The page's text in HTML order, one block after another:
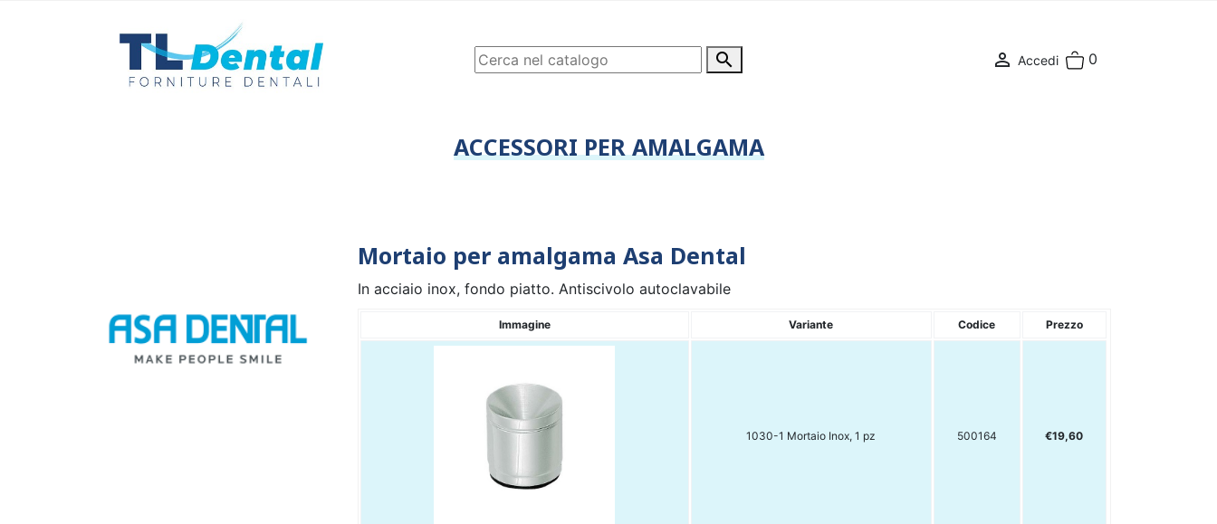
  Accedi 0
ACCESSORI PER AMALGAMA
Mortaio per amalgama Asa Dental
In acciaio inox, fondo piatto. Antiscivolo autoclavabile
Immagine Variante Codice Prezzo
1030-1 Mortaio Inox, 1 pz 500164 €19,60